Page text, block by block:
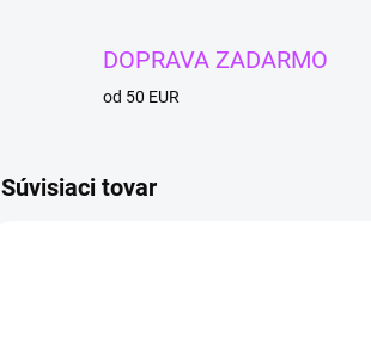
DOPRAVA ZADARMO
od 50 EUR
Súvisiaci tovar